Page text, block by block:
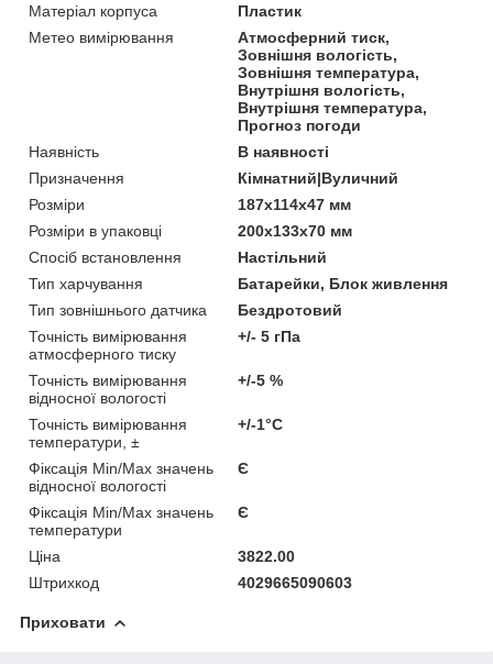
Матеріал корпуса
Пластик
Метео вимірювання
Атмосферний тиск,
Зовнішня вологість,
Зовнішня температура,
Внутрішня вологість,
Внутрішня температура,
Прогноз погоди
Наявність
В наявності
Призначення
Кімнатний|Вуличний
Розміри
187х114х47 мм
Розміри в упаковці
200х133х70 мм
Спосіб встановлення
Настільний
Тип харчування
Батарейки, Блок живлення
Тип зовнішнього датчика
Бездротовий
Точність вимірювання
атмосферного тиску
+/- 5 гПа
Точність вимірювання
відносної вологості
+/-5 %
Точність вимірювання
температури, ±
+/-1°С
Фіксація Min/Max значень
відносної вологості
Є
Фіксація Min/Max значень
температури
Є
Ціна
3822.00
Штрихкод
4029665090603
Приховати